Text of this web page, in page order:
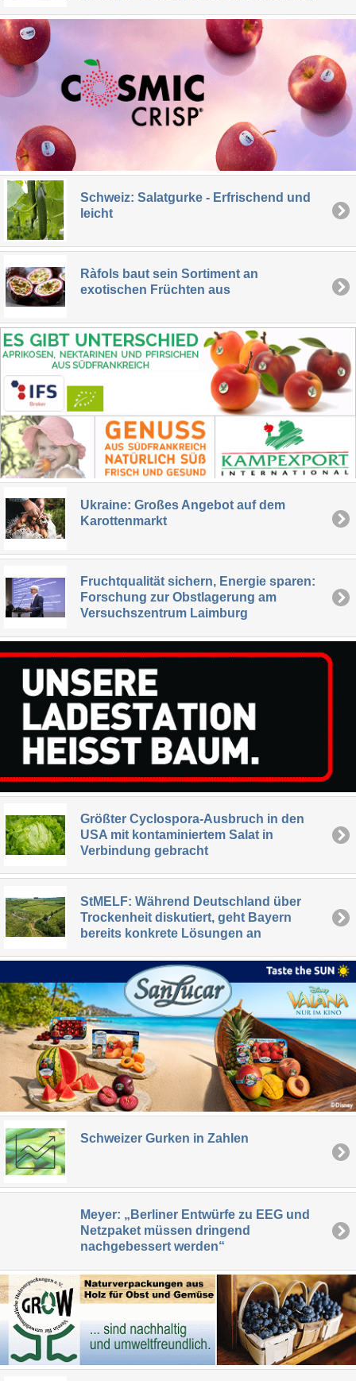
Schweiz: Salatgurke - Erfrischend und
leicht
Ràfols baut sein Sortiment an
exotischen Früchten aus
Ukraine: Großes Angebot auf dem
Karottenmarkt
Fruchtqualität sichern, Energie sparen:
Forschung zur Obstlagerung am
Versuchszentrum Laimburg
Größter Cyclospora-Ausbruch in den
USA mit kontaminiertem Salat in
Verbindung gebracht
StMELF: Während Deutschland über
Trockenheit diskutiert, geht Bayern
bereits konkrete Lösungen an
Schweizer Gurken in Zahlen
Meyer: „Berliner Entwürfe zu EEG und
Netzpaket müssen dringend
nachgebessert werden“